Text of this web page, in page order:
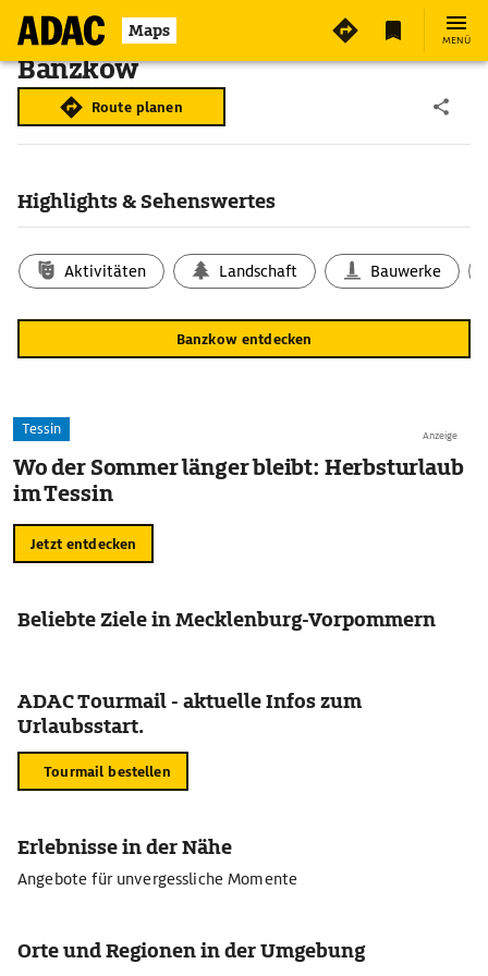
Maps MENÜ
Banzkow
Route planen
Highlights & Sehenswertes
Aktivitäten Landschaft Bauwerke
Banzkow entdecken
Anzeige
Tessin
Wo der Sommer länger bleibt: Herbsturlaub
im Tessin
Jetzt entdecken
Beliebte Ziele in Mecklenburg-Vorpommern
ADAC Tourmail - aktuelle Infos zum
Urlaubsstart.
Tourmail bestellen
Erlebnisse in der Nähe
Angebote für unvergessliche Momente
Orte und Regionen in der Umgebung